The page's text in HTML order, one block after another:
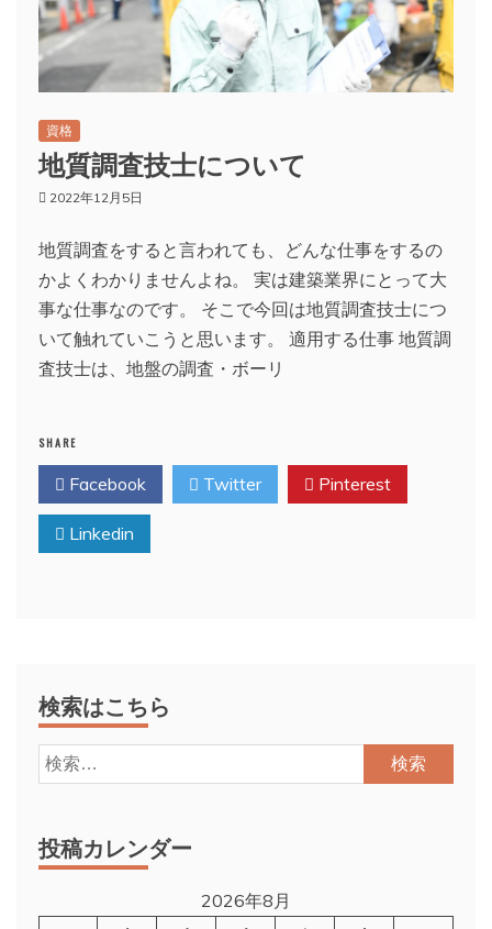
資格
地質調査技士について
2022年12月5日
地質調査をすると言われても、どんな仕事をするの
かよくわかりませんよね。 実は建築業界にとって大
事な仕事なのです。 そこで今回は地質調査技士につ
いて触れていこうと思います。 適用する仕事 地質調
査技士は、地盤の調査・ボーリ
SHARE
Facebook Twitter Pinterest
Linkedin
検索はこちら
検
索:
投稿カレンダー
2026年8月